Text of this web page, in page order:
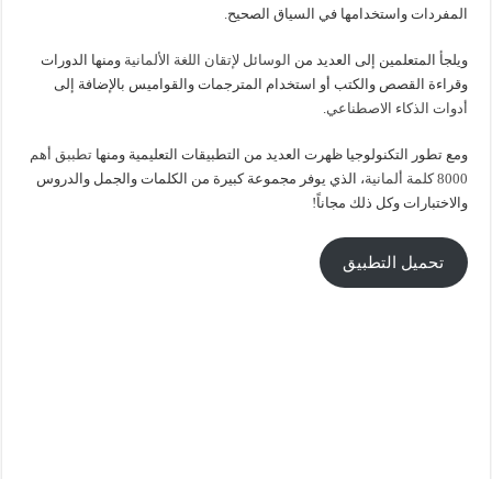
المفردات واستخدامها في السياق الصحيح.
ويلجأ المتعلمين إلى العديد من الوسائل لإتقان اللغة الألمانية ومنها الدورات
وقراءة القصص والكتب أو استخدام المترجمات والقواميس بالإضافة إلى
أدوات الذكاء الاصطناعي.
ومع تطور التكنولوجيا ظهرت العديد من التطبيقات التعليمية ومنها تطببق أهم
8000 كلمة ألمانية
، الذي يوفر مجموعة كبيرة من الكلمات والجمل والدروس
والاختبارات وكل ذلك مجاناً!
تحميل التطبيق